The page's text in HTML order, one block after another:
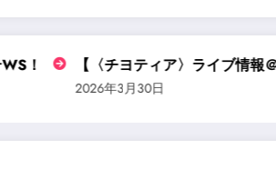
チヨティア〉ライブ情報＠FRAIS】